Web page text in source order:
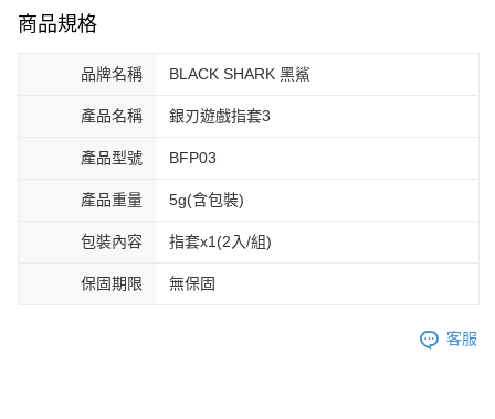
商品規格
品牌名稱 BLACK SHARK 黑鯊
產品名稱 銀刃遊戲指套3
產品型號 BFP03
產品重量 5g(含包裝)
包裝內容 指套x1(2入/組)
保固期限 無保固
客服